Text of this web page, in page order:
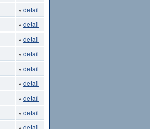
» detail
» detail
» detail
» detail
» detail
» detail
» detail
» detail